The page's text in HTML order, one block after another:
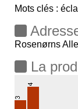
Mots clés :
Rosenørns
La